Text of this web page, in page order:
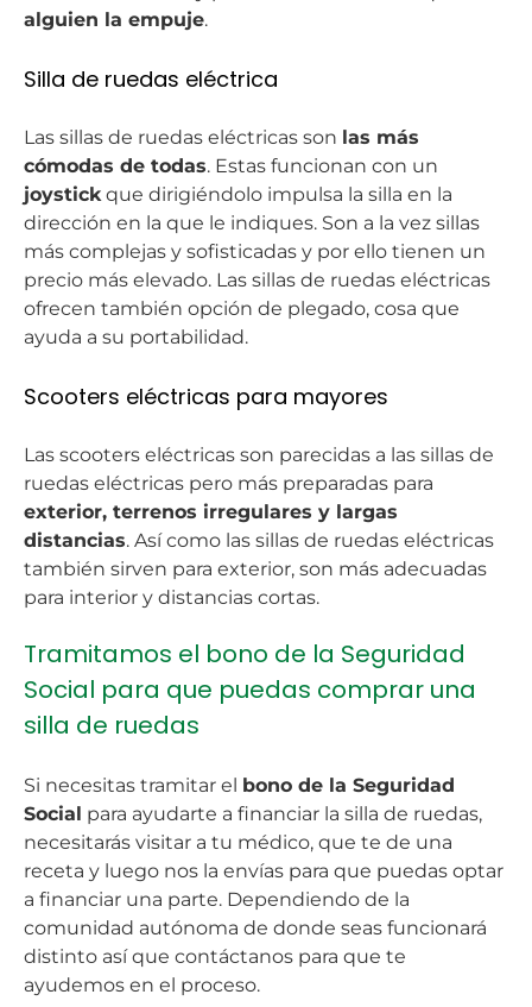
alguien la empuje.
Silla de ruedas eléctrica
Las sillas de ruedas eléctricas son las más
cómodas de todas. Estas funcionan con un
joystick que dirigiéndolo impulsa la silla en la
dirección en la que le indiques. Son a la vez sillas
más complejas y sofisticadas y por ello tienen un
precio más elevado. Las sillas de ruedas eléctricas
ofrecen también opción de plegado, cosa que
ayuda a su portabilidad.
Scooters eléctricas para mayores
Las scooters eléctricas son parecidas a las sillas de
ruedas eléctricas pero más preparadas para
exterior, terrenos irregulares y largas
distancias. Así como las sillas de ruedas eléctricas
también sirven para exterior, son más adecuadas
para interior y distancias cortas.
Tramitamos el bono de la Seguridad
Social para que puedas comprar una
silla de ruedas
Si necesitas tramitar el bono de la Seguridad
Social para ayudarte a financiar la silla de ruedas,
necesitarás visitar a tu médico, que te de una
receta y luego nos la envías para que puedas optar
a financiar una parte. Dependiendo de la
comunidad autónoma de donde seas funcionará
distinto así que contáctanos para que te
ayudemos en el proceso.